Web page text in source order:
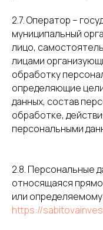
2.7. Оператор –
муниципальный
лицо,
лицами
обработку
определяющие
данных, состав
обработке,
персональными
2.8. Персональные
относящаяся
или
https://